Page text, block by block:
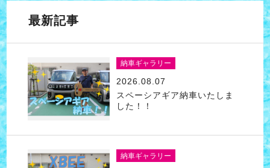
最新記事
納車ギャラリー
2026.08.07
スペーシアギア納車いたしま
した！！
納車ギャラリー